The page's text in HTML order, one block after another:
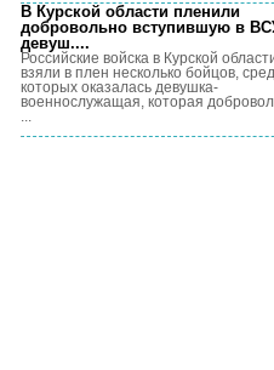
В Курской области пленили
добровольно вступившую в
девуш....
Российские войска в Курской
взяли в плен несколько бойцов,
которых оказалась девушка-
военнослужащая, которая
...